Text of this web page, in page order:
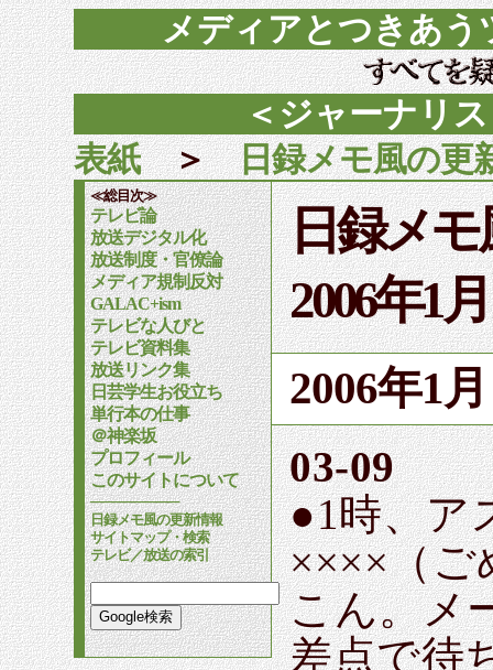
メディアとつきあう
＜ジャーナリ
表紙＞日録メモ風の更
≪総目次≫
テレビ論
放送デジタル化
放送制度・官僚論
メディア規制反対
GALAC+ism
テレビな人びと
テレビ資料集
放送リンク集
日芸学生お役立ち
単行本の仕事
＠神楽坂
プロフィール
このサイトについて
────────
日録メモ風の更新情報
サイトマップ・検索
テレビ／放送の索引
日録メモ
2006年1
2006年1
03-09
●1時、ア
××××（ご
こん。メ
差点で待